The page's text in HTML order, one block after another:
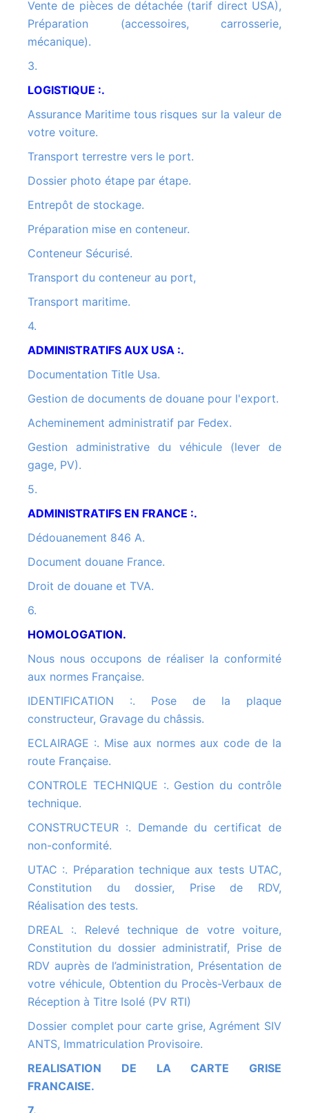
Vente de pièces de détachée (tarif direct USA),
Préparation (accessoires, carrosserie,
mécanique).
3.
LOGISTIQUE :.
Assurance Maritime tous risques sur la valeur de
votre voiture.
Transport terrestre vers le port.
Dossier photo étape par étape.
Entrepôt de stockage.
Préparation mise en conteneur.
Conteneur Sécurisé.
Transport du conteneur au port,
Transport maritime.
4.
ADMINISTRATIFS AUX USA :.
Documentation Title Usa.
Gestion de documents de douane pour l'export.
Acheminement administratif par Fedex.
Gestion administrative du véhicule (lever de
gage, PV).
5.
ADMINISTRATIFS EN FRANCE :.
Dédouanement 846 A.
Document douane France.
Droit de douane et TVA.
6.
HOMOLOGATION.
Nous nous occupons de réaliser la conformité
aux normes Française.
IDENTIFICATION :. Pose de la plaque
constructeur, Gravage du châssis.
ECLAIRAGE :. Mise aux normes aux code de la
route Française.
CONTROLE TECHNIQUE :. Gestion du contrôle
technique.
CONSTRUCTEUR :. Demande du certificat de
non-conformité.
UTAC :. Préparation technique aux tests UTAC,
Constitution du dossier, Prise de RDV,
Réalisation des tests.
DREAL :. Relevé technique de votre voiture,
Constitution du dossier administratif, Prise de
RDV auprès de l’administration, Présentation de
votre véhicule, Obtention du Procès-Verbaux de
Réception à Titre Isolé (PV RTI)
Dossier complet pour carte grise, Agrément SIV
ANTS, Immatriculation Provisoire.
REALISATION DE LA CARTE GRISE
FRANCAISE.